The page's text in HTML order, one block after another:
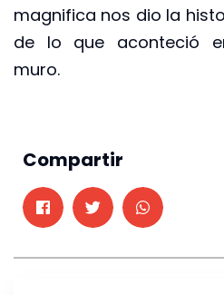
magnifica nos dio la
de lo que aconteció
muro.
Compartir